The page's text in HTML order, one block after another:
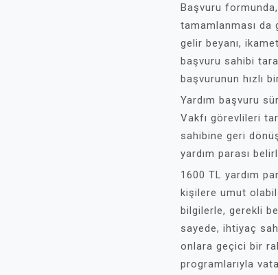
Başvuru
tamamlanması da
gelir beyanı,
başvuru sahibi
başvurunun hızlı
Yardım başvuru
Vakfı görevlileri
sahibine geri
yardım parası
1600 TL yardım
kişilere umut
bilgilerle, gerekli
sayede, ihtiyaç
onlara geçici bir
programlarıyla